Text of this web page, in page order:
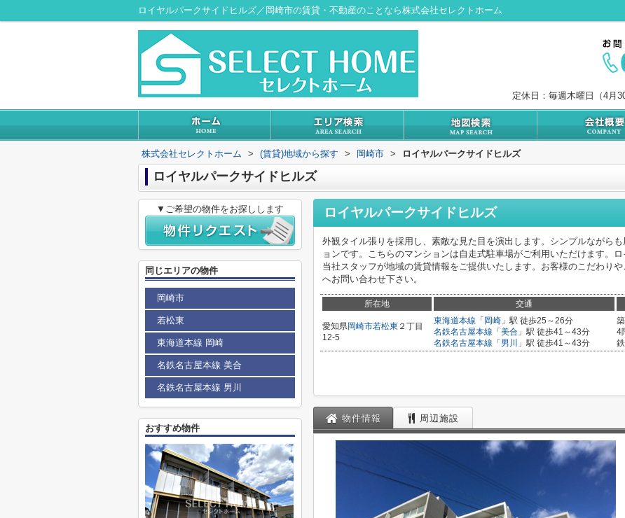
ロイヤルパークサイドヒルズ／岡崎市の賃貸・不動産のことなら株式会社セレクトホーム
定休日：毎週木曜日（4月
株式会社セレクトホーム > (賃貸)地域から探す > 岡崎市 > ロイヤルパークサイドヒルズ
ロイヤルパークサイドヒルズ
ロイヤルパークサイドヒルズ
外観タイル張りを採用し、素敵な見た目を演出します。シンプルながら
ョンです。こちらのマンションは自走式駐車場がご利用いただけます。
当社スタッフが地域の賃貸情報をご提供いたします。お客様のこだわり
へお問い合わせ下さい。
所在地 交通
愛知県岡崎市若松東 ２丁目
12-5
東海道本線 「 岡崎 」駅 徒歩25～26分
名鉄名古屋本線 「 美合 」駅 徒歩41～43分
名鉄名古屋本線 「 男川 」駅 徒歩41～43分
4
物件情報 周辺施設
▼ご希望の物件をお探しします
同じエリアの物件
岡崎市
若松東
東海道本線 岡崎
名鉄名古屋本線 美合
名鉄名古屋本線 男川
おすすめ物件